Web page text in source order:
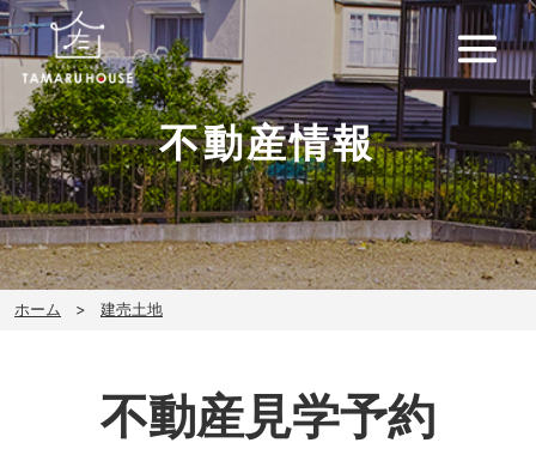
不動産情報
ホーム 建売土地
不動産見学予約